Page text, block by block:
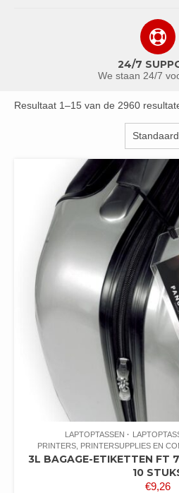
24/7
We staan 24/7
Resultaat 1–15 van de 2960
LAPTOPTASSEN
PRINTERS, PRINTERSUPPLIES EN
3L BAGAGE-ETIKETTEN FT
10
€9,26